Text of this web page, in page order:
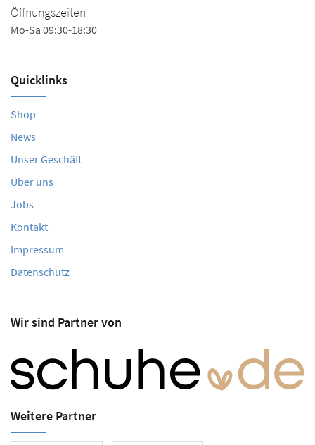
Öffnungszeiten
Mo-Sa 09:30-18:30
Quicklinks
Shop
News
Unser Geschäft
Über uns
Jobs
Kontakt
Impressum
Datenschutz
Wir sind Partner von
Weitere Partner